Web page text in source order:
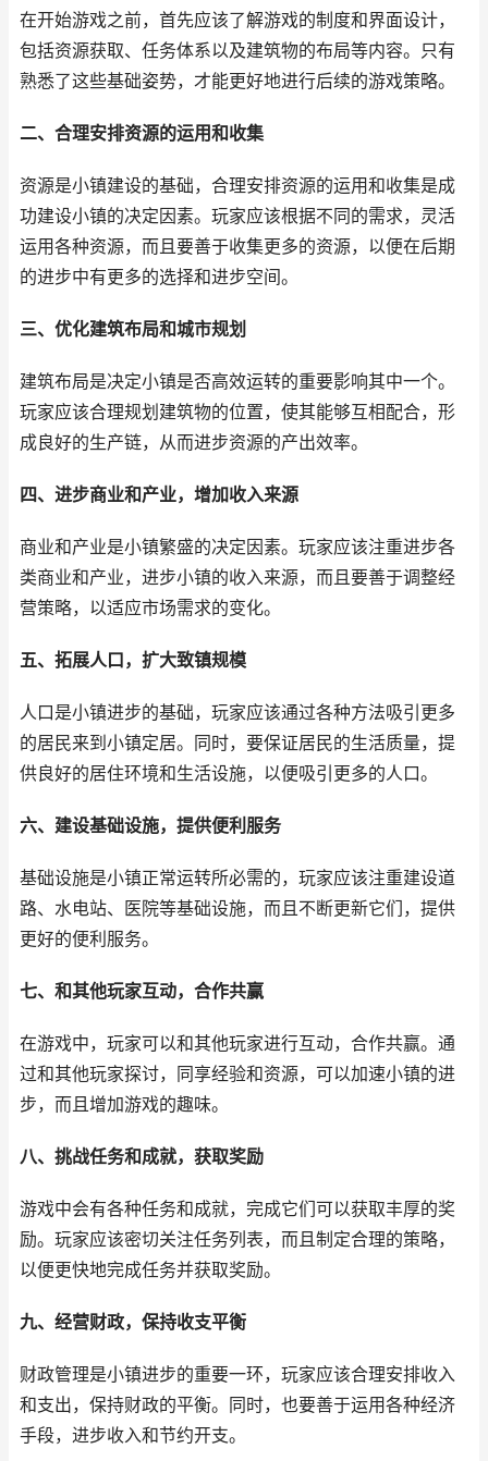
在开始游戏之前，首先应该了解游戏的制度和界面设计，
包括资源获取、任务体系以及建筑物的布局等内容。只有
熟悉了这些基础姿势，才能更好地进行后续的游戏策略。
二、合理安排资源的运用和收集
资源是小镇建设的基础，合理安排资源的运用和收集是成
功建设小镇的决定因素。玩家应该根据不同的需求，灵活
运用各种资源，而且要善于收集更多的资源，以便在后期
的进步中有更多的选择和进步空间。
三、优化建筑布局和城市规划
建筑布局是决定小镇是否高效运转的重要影响其中一个。
玩家应该合理规划建筑物的位置，使其能够互相配合，形
成良好的生产链，从而进步资源的产出效率。
四、进步商业和产业，增加收入来源
商业和产业是小镇繁盛的决定因素。玩家应该注重进步各
类商业和产业，进步小镇的收入来源，而且要善于调整经
营策略，以适应市场需求的变化。
五、拓展人口，扩大致镇规模
人口是小镇进步的基础，玩家应该通过各种方法吸引更多
的居民来到小镇定居。同时，要保证居民的生活质量，提
供良好的居住环境和生活设施，以便吸引更多的人口。
六、建设基础设施，提供便利服务
基础设施是小镇正常运转所必需的，玩家应该注重建设道
路、水电站、医院等基础设施，而且不断更新它们，提供
更好的便利服务。
七、和其他玩家互动，合作共赢
在游戏中，玩家可以和其他玩家进行互动，合作共赢。通
过和其他玩家探讨，同享经验和资源，可以加速小镇的进
步，而且增加游戏的趣味。
八、挑战任务和成就，获取奖励
游戏中会有各种任务和成就，完成它们可以获取丰厚的奖
励。玩家应该密切关注任务列表，而且制定合理的策略，
以便更快地完成任务并获取奖励。
九、经营财政，保持收支平衡
财政管理是小镇进步的重要一环，玩家应该合理安排收入
和支出，保持财政的平衡。同时，也要善于运用各种经济
手段，进步收入和节约开支。